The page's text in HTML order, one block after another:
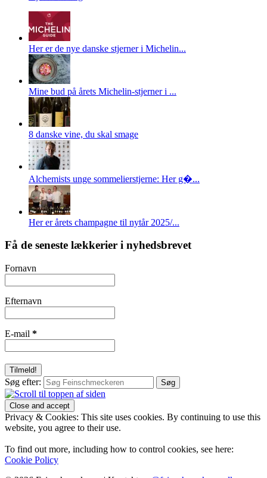
Her er de nye danske stjerner i Michelin...
Mine bud på årets Michelin-stjerner i ...
8 danske vine, du skal smage
Alchemists unge sommelierstjerne: Her g�...
Her er årets champagne til nytår 2025/...
Få de seneste lækkerier i nyhedsbrevet
Fornavn
Efternavn
E-mail *
Søg efter:
Privacy & Cookies: This site uses cookies. By continuing to use this
website, you agree to their use.
To find out more, including how to control cookies, see here:
Cookie Policy